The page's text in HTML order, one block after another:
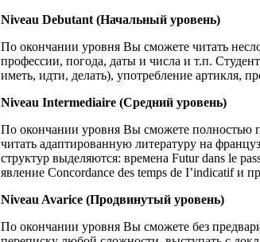
Niveau Debutant (Начальный уровень)
По окончании уровня Вы сможете читать
профессии, погода, даты и числа и т.п.
иметь, идти, делать), употребление артикля,
Niveau Intermediaire (Средний уровень)
По окончании уровня Вы сможете полностью
читать адаптированную литературу на
структур выделяются: времена Futur dans le
явление Concordance des temps de I’indicatif и
Niveau Avarice (Продвинутый уровень)
По окончании уровня Вы сможете без